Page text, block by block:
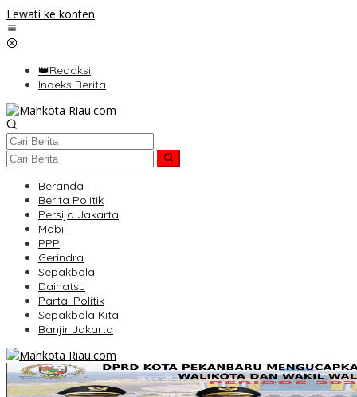
Lewati ke konten
👑Redaksi
Indeks Berita
Beranda
Berita Politik
Persija Jakarta
Mobil
PPP
Gerindra
Sepakbola
Daihatsu
Partai Politik
Sepakbola Kita
Banjir Jakarta